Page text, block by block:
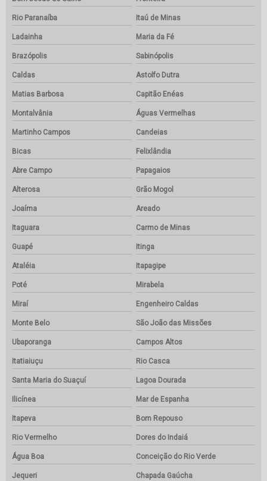
Rio Paranaíba Itaú de Minas
Ladainha Maria da Fé
Brazópolis Sabinópolis
Caldas Astolfo Dutra
Matias Barbosa Capitão Enéas
Montalvânia Águas Vermelhas
Martinho Campos Candeias
Bicas Felixlândia
Abre Campo Papagaios
Alterosa Grão Mogol
Joaíma Areado
Itaguara Carmo de Minas
Guapé Itinga
Ataléia Itapagipe
Poté Mirabela
Miraí Engenheiro Caldas
Monte Belo São João das Missões
Ubaporanga Campos Altos
Itatiaiuçu Rio Casca
Santa Maria do Suaçuí Lagoa Dourada
Ilicínea Mar de Espanha
Itapeva Bom Repouso
Rio Vermelho Dores do Indaiá
Água Boa Conceição do Rio Verde
Jequeri Chapada Gaúcha